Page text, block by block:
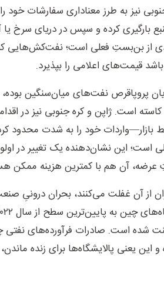
نیز به طرز معناداری سفارشات خود
بارگیری کرده و سپس در دریای سرخ
از بن‌بستِ فعلی است؛ نفت‌کش‌هایی که
قیمت‌های اعلامی را بپذیرد.
پروپاقرص نفت‌های میان‌سنگین
است. ژاپن و کره جنوبی نیز در
بازار—واردات خود را به شدت محدود
است؛ این نشان‌دهنده یک تغییر در
عرضه، آن هم با کمترین هزینه ممکن
از آن غفلت می‌کنند، بحران درونیِ
شده است. صادرات فرآورده‌های نفتی
این یعنی پالایشگاه‌ها برای زنده